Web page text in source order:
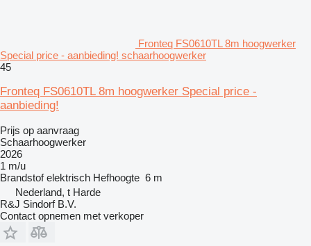
Fronteq FS0610TL 8m hoogwerker
Special price - aanbieding! schaarhoogwerker
45
Fronteq FS0610TL 8m hoogwerker Special price -
aanbieding!
Prijs op aanvraag
Schaarhoogwerker
2026
1 m/u
Brandstof elektrisch Hefhoogte 6 m
Nederland, t Harde
R&J Sindorf B.V.
Contact opnemen met verkoper